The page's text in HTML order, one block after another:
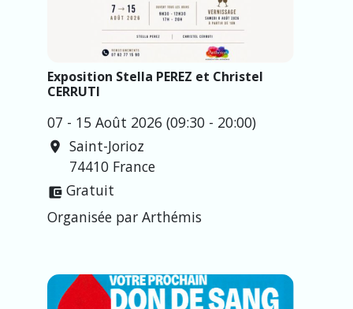
Exposition Stella PEREZ et Christel
CERRUTI
07 - 15 Août 2026 (09:30 - 20:00)
location_on Saint-Jorioz
74410 France
account_balance_wallet Gratuit
Organisée par Arthémis